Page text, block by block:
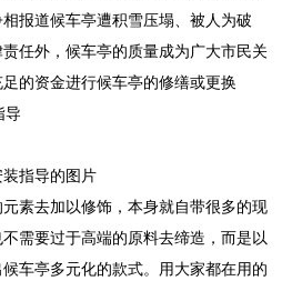
报道候车亭遭积雪压塌、被人为破
任外，候车亭的质量成为广大市民关
的资金进行候车亭的修缮或更换
指导的图片
素去加以修饰，本身就自带很多的现
需要过于高端的原料去缔造，而是以
车亭多元化的款式。用大家都在用的